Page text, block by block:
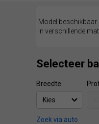
Model beschikbaar
in verschillende
Selecteer
Breedte
Zoek via auto